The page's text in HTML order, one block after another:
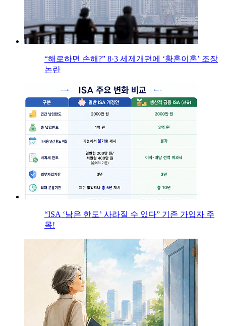
“해로하면 손해?” 8·3 세제개편에 ‘황혼이혼’ 조장
논란
“ISA ‘남은 한도’ 사라질 수 있다” 기존 가입자 주
목!